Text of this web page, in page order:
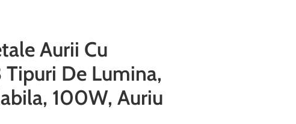
Aurii Cu
De Lumina,
100W, Auriu